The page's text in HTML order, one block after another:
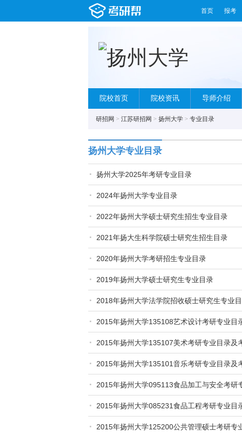
首页 报考
院校首页 院校资讯 导师介绍
研招网 > 江苏研招网 > 扬州大学 > 专业目录
扬州大学专业目录
扬州大学2025年考研专业目录
2024年扬州大学专业目录
2022年扬州大学硕士研究生招生专业目录
2021年扬大生科学院硕士研究生招生目录
2020年扬州大学考研招生专业目录
2019年扬州大学硕士研究生专业目录
2018年扬州大学法学院招收硕士研究生专业
2015年扬州大学135108艺术设计考研专业目
2015年扬州大学135107美术考研专业目录及
2015年扬州大学135101音乐考研专业目录及
2015年扬州大学095113食品加工与安全考研
2015年扬州大学085231食品工程考研专业目
2015年扬州大学125200公共管理硕士考研专